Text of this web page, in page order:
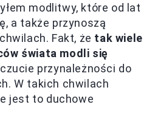
modlitwy, które od lat
a także przynoszą
Fakt, że tak wiele
świata modli się
przynależności do
W takich chwilach
jest to duchowe